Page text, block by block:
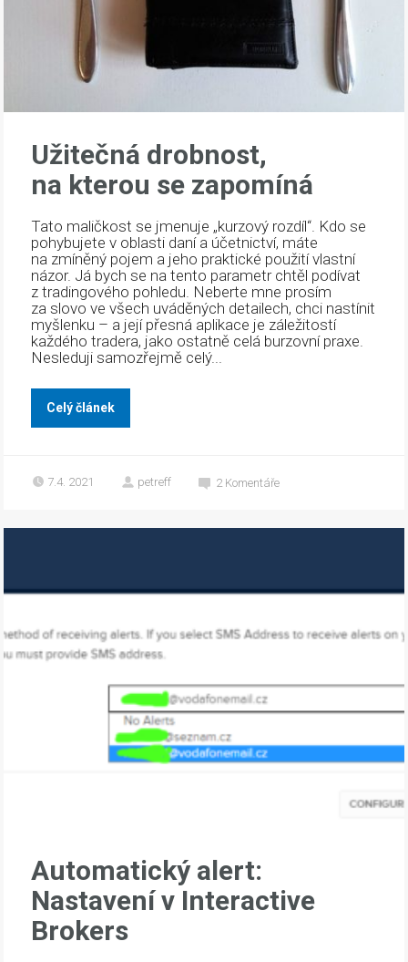
Užitečná drobnost,
na kterou se zapomíná
Tato maličkost se jmenuje „kurzový rozdíl“. Kdo se
pohybujete v oblasti daní a účetnictví, máte
na zmíněný pojem a jeho praktické použití vlastní
názor. Já bych se na tento parametr chtěl podívat
z tradingového pohledu. Neberte mne prosím
za slovo ve všech uváděných detailech, chci nastínit
myšlenku – a její přesná aplikace je záležitostí
každého tradera, jako ostatně celá burzovní praxe.
Nesleduji samozřejmě celý...
Celý článek
7.4. 2021 petreff 2 Komentáře
Automatický alert:
Nastavení v Interactive
Brokers